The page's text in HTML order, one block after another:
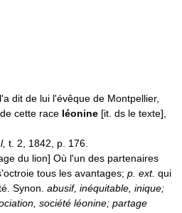
dit de lui l'évêque de Montpellier,
cette race léonine [it. ds le texte],
t. 2, 1842, p. 176.
du lion] Où l'un des partenaires
tous les avantages; p. ext. qui
Synon. abusif, inéquitable, inique;
société léonine; partage